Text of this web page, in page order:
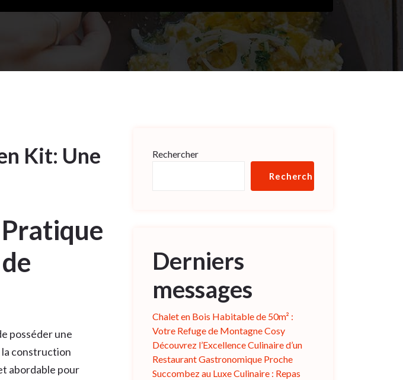
Kit: Une
posséder une
la construction
abordable pour
Rechercher
Rechercher
Derniers
messages
Chalet en Bois Habitable de 50m² :
Votre Refuge de Montagne Cosy
Découvrez l’Excellence Culinaire d’un
Restaurant Gastronomique Proche
Succombez au Luxe Culinaire : Repas